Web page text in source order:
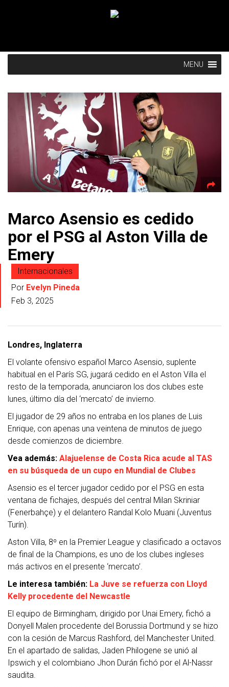
MENU
Marco Asensio es cedido
por el PSG al Aston Villa de
Emery
Internacionales
Por Evelyn Pineda
Feb 3, 2025
Londres, Inglaterra
El volante ofensivo español Marco Asensio, suplente
habitual en el París SG, jugará cedido en el Aston Villa el
resto de la temporada, anunciaron los dos clubes este
lunes, último día del ‘mercato’ de invierno.
El jugador de 29 años no entraba en los planes de Luis
Enrique, con apenas una veintena de minutos de juego
desde comienzos de diciembre.
Vea además: Alajuelense de Costa Rica acude al TAS
en su búsqueda de un cupo en Mundial de Clubes
Asensio es el tercer jugador cedido por el PSG en esta
ventana de fichajes, después del central Milan Skriniar
(Fenerbahçe) y el delantero Randal Kolo Muani (Juventus
Turín).
Aston Villa, 8º en la Premier League y clasificado a octavos
de final de la Champions, es uno de los clubes ingleses
más activos en el presente ‘mercato’.
Le interesa también: La Juve se refuerza con Lloyd
Kelly procedente del Newcastle
El equipo de Birmingham, dirigido por Unai Emery, fichó a
Donyell Malen procedente del Borussia Dortmund y se hizo
con la cesión de Marcus Rashford, del Manchester United.
En el apartado de salidas, Jaden Philogene se unió al
Ipswich y el colombiano Jhon Durán fichó por el Al-Nassr
saudita.